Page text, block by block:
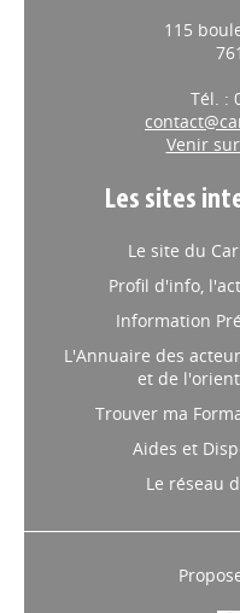
115
Tél. :
Venir
Les sites
Le site du
Profil d'info,
Information
L'Annuaire des
et de
Trouver ma
Aides et
Le réseau